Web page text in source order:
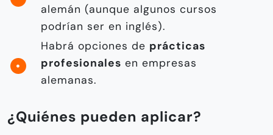
alemán (aunque algunos cursos
podrían ser en inglés).
Habrá opciones de prácticas
profesionales en empresas
alemanas.
¿Quiénes pueden aplicar?